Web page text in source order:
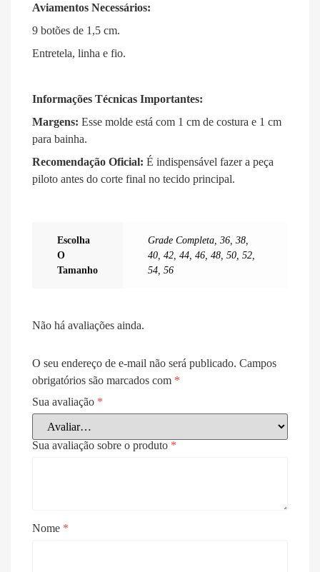
Aviamentos Necessários:
9 botões de 1,5 cm.
Entretela, linha e fio.
Informações Técnicas Importantes:
Margens: Esse molde está com 1 cm de costura e 1 cm
para bainha.
Recomendação Oficial: É indispensável fazer a peça
piloto antes do corte final no tecido principal.
Escolha
O
Tamanho
Grade Completa 36 38
40 42 44 46 48 50 52
54 56
Não há avaliações ainda.
O seu endereço de e-mail não será publicado. Campos
obrigatórios são marcados com *
Sua avaliação *
Sua avaliação sobre o produto *
Nome *